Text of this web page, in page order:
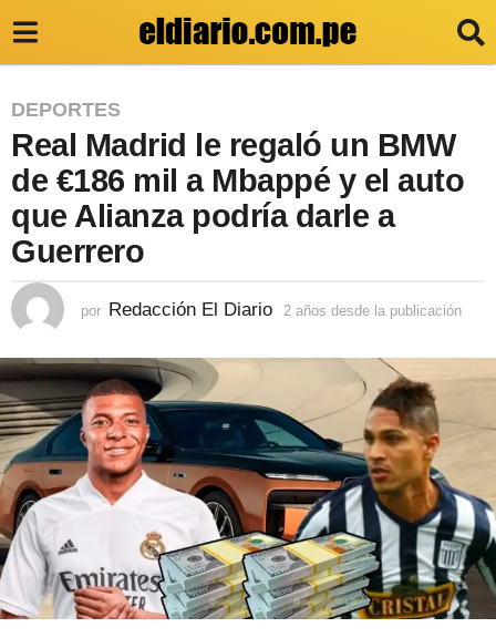
2
a
ñ
o
s
e
d
e
l
a
p
u
l
DEPORTES
Real Madrid le regaló un BMW
de €186 mil a Mbappé y el auto
que Alianza podría darle a
Guerrero
por Redacción El Diario 2 años desde la publicación
e
l
a
p
u
b